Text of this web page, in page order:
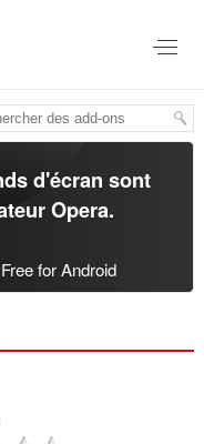
d'écran sont
Opera.
Free for Android